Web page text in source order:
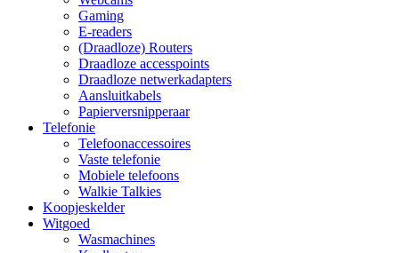
Gaming
E-readers
(Draadloze) Routers
Draadloze accesspoints
Draadloze netwerkadapters
Aansluitkabels
Papierversnipperaar
Telefonie
Telefoonaccessoires
Vaste telefonie
Mobiele telefoons
Walkie Talkies
Koopjeskelder
Witgoed
Wasmachines